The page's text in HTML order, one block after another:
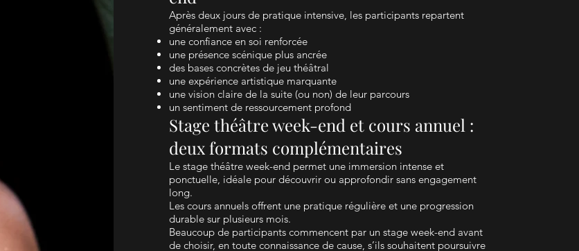
Après deux jours de pratique intensive, les participants repartent
généralement avec :
une confiance en soi renforcée
une présence scénique plus ancrée
des bases concrètes de jeu théâtral
une expérience artistique marquante
une vision claire de la suite (ou non) de leur parcours
un sentiment de ressourcement profond
Stage théâtre week-end et cours annuel :
deux formats complémentaires
Le stage théâtre week-end permet une immersion intense et
ponctuelle, idéale pour découvrir ou approfondir sans engagement
long.
Les cours annuels offrent une pratique régulière et une progression
durable sur plusieurs mois.
Beaucoup de participants commencent par un stage week-end avant
de choisir, en toute connaissance de cause, s’ils souhaitent poursuivre